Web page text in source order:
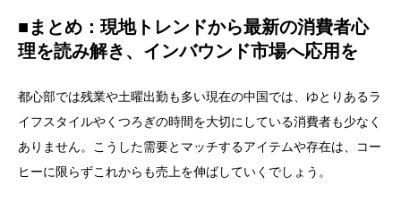
■まとめ：現地トレンドから最新の消費者心
理を読み解き、インバウンド市場へ応用を
都心部では残業や土曜出勤も多い現在の中国では、ゆとりあるラ
イフスタイルやくつろぎの時間を大切にしている消費者も少なく
ありません。こうした需要とマッチするアイテムや存在は、コー
ヒーに限らずこれからも売上を伸ばしていくでしょう。